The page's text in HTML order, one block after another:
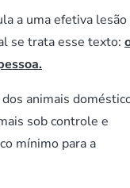
a uma efetiva lesão
se trata esse texto:
animais
sob controle e
mínimo para a